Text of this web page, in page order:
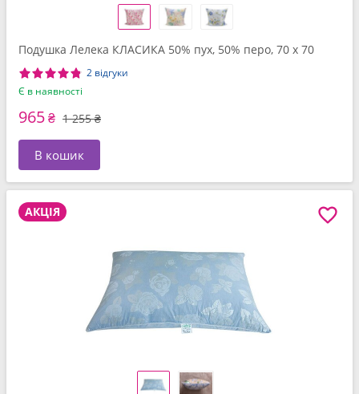
Подушка Лелека КЛАСИКА 50% пух, 50% перо, 70 x 70
2 відгуки
Є в наявності
965₴ 1 255 ₴
В кошик
АКЦІЯ